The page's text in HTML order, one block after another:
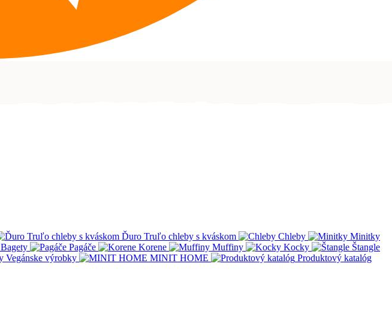
Ďuro Truľo chleby s kváskom Chleby
Minitky
Bagety Pagáče Korene Muffiny Kocky
Štangle
Vegánske výrobky MINIT HOME
Produktový katalóg